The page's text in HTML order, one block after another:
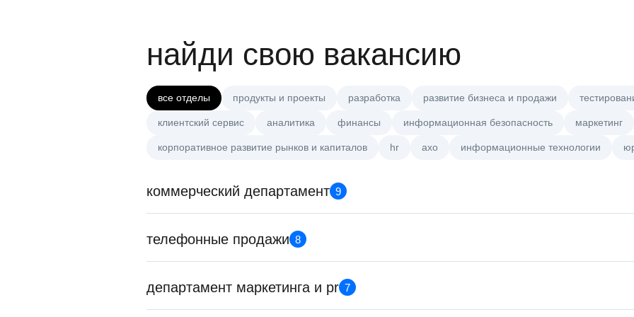
найди свою вакансию
все отделы продукты и проекты разработка развитие бизнеса и продажи
клиентский сервис аналитика финансы информационная безопасность маркетинг
корпоративное развитие рынков и капиталов hr axo информационные технологии
коммерческий департамент 9
сегодня
продаж)
телефонные продажи 8
сегодня
департамент маркетинга и pr 7